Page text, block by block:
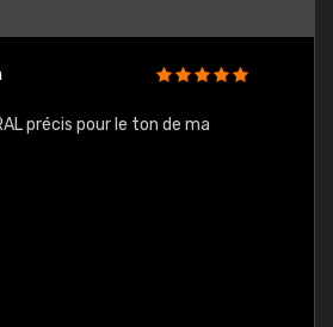
précis pour le ton de ma